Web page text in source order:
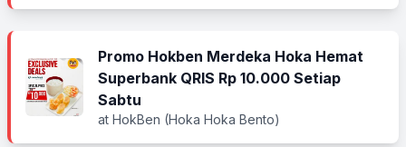
Promo Hokben Merdeka Hoka Hemat
Superbank QRIS Rp 10.000 Setiap
Sabtu
at HokBen (Hoka Hoka Bento)